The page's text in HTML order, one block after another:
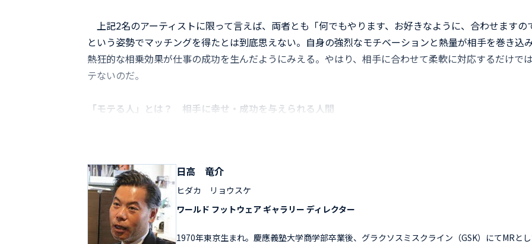
上記2名のアーティストに限って言えば、両者とも「何でもやります、お好きなように、合わせますの
という姿勢でマッチングを得たとは到底思えない。自身の強烈なモチベーションと熱量が相手を巻き込み
熱狂的な相乗効果が仕事の成功を生んだようにみえる。やはり、相手に合わせて柔軟に対応するだけで
テないのだ。
「モテる人」とは？ 相手に幸せ・成功を与えられる人間
日高 竜介
ヒダカ リョウスケ
ワールド フットウェア ギャラリー ディレクター
1970年東京生まれ。慶應義塾大学商学部卒業後、グラクソスミスクライン（GSK）にてMRと